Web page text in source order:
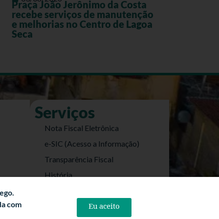
Praça João Jerônimo da Costa
recebe serviços de manutenção
e melhorias no Centro de Lagoa
Seca
Serviços
Nota Fiscal Eletrônica
e-SIC (Acesso a Informação)
Transparência Fiscal
História
Politica de Privacidade
com
Eu aceito